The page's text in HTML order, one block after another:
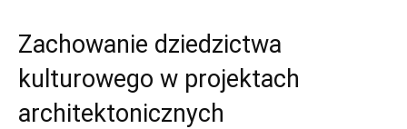
Zachowanie ⁤dziedzictwa
kulturowego ​w projektach
architektonicznych